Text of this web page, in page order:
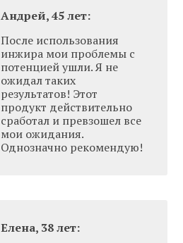
Андрей, 45 лет:
После использования
инжира мои проблемы с
потенцией ушли. Я не
ожидал таких
результатов! Этот
продукт действительно
сработал и превзошел все
мои ожидания.
Однозначно рекомендую!
Елена, 38 лет: